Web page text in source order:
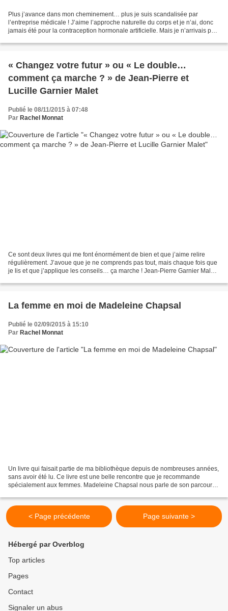
Plus j’avance dans mon cheminement… plus je suis scandalisée par
l’entreprise médicale ! J’aime l’approche naturelle du corps et je n’ai, donc
jamais été pour la contraception hormonale artificielle. Mais je n’arrivais pas,
« Changez votre futur » ou « Le double…
comment ça marche ? » de Jean-Pierre et
Lucille Garnier Malet
Publié le 08/11/2015 à 07:48
Par Rachel Monnat
Ce sont deux livres qui me font énormément de bien et que j’aime relire
régulièrement. J’avoue que je ne comprends pas tout, mais chaque fois que
je lis et que j’applique les conseils… ça marche ! Jean-Pierre Garnier Malet
La femme en moi de Madeleine Chapsal
Publié le 02/09/2015 à 15:10
Par Rachel Monnat
Un livre qui faisait partie de ma bibliothèque depuis de nombreuses années,
sans avoir été lu. Ce livre est une belle rencontre que je recommande
spécialement aux femmes. Madeleine Chapsal nous parle de son parcours,
< Page précédente Page suivante >
Hébergé par Overblog
Top articles
Pages
Contact
Signaler un abus